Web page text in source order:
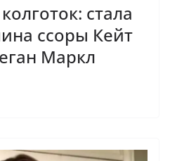
стала
ссоры Кейт
Маркл